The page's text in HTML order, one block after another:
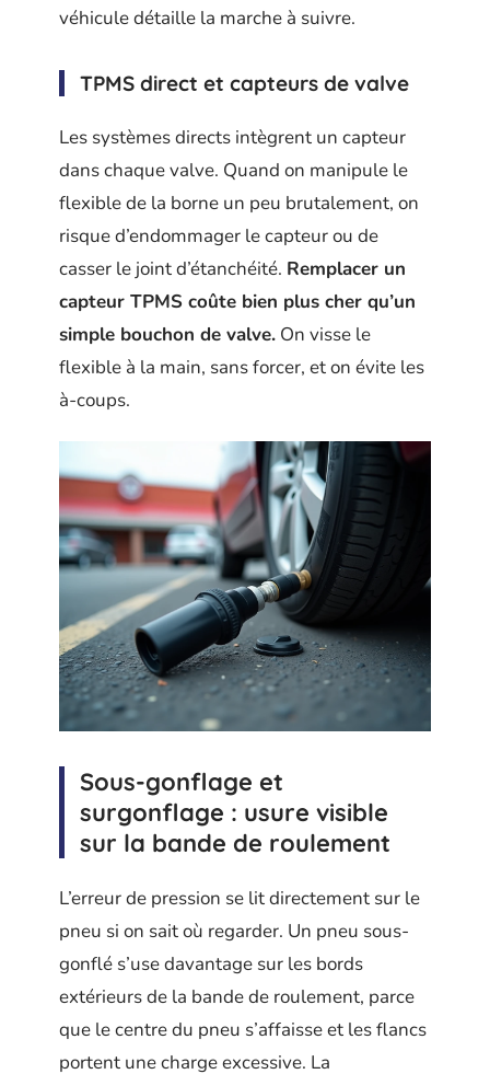
véhicule détaille la marche à suivre.
TPMS direct et capteurs de valve
Les systèmes directs intègrent un capteur
dans chaque valve. Quand on manipule le
flexible de la borne un peu brutalement, on
risque d’endommager le capteur ou de
casser le joint d’étanchéité. Remplacer un
capteur TPMS coûte bien plus cher qu’un
simple bouchon de valve. On visse le
flexible à la main, sans forcer, et on évite les
à-coups.
Sous-gonflage et
surgonflage : usure visible
sur la bande de roulement
L’erreur de pression se lit directement sur le
pneu si on sait où regarder. Un pneu sous-
gonflé s’use davantage sur les bords
extérieurs de la bande de roulement, parce
que le centre du pneu s’affaisse et les flancs
portent une charge excessive. La